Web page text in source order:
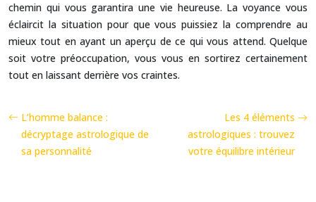
chemin qui vous garantira une vie heureuse. La voyance vous
éclaircit la situation pour que vous puissiez la comprendre au
mieux tout en ayant un aperçu de ce qui vous attend. Quelque
soit votre préoccupation, vous vous en sortirez certainement
tout en laissant derrière vos craintes.
L’homme balance :
décryptage astrologique de
sa personnalité
Les 4 éléments
astrologiques : trouvez
votre équilibre intérieur